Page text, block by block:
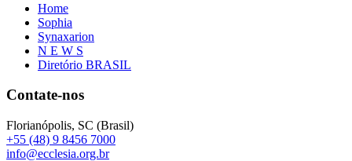
Home
Sophia
Synaxarion
N E W S
Diretório BRASIL
Contate-nos
Florianópolis, SC (Brasil)
+55 (48) 9 8456 7000
info@ecclesia.org.br